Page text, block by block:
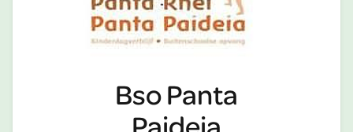
Bso Panta
Paideia